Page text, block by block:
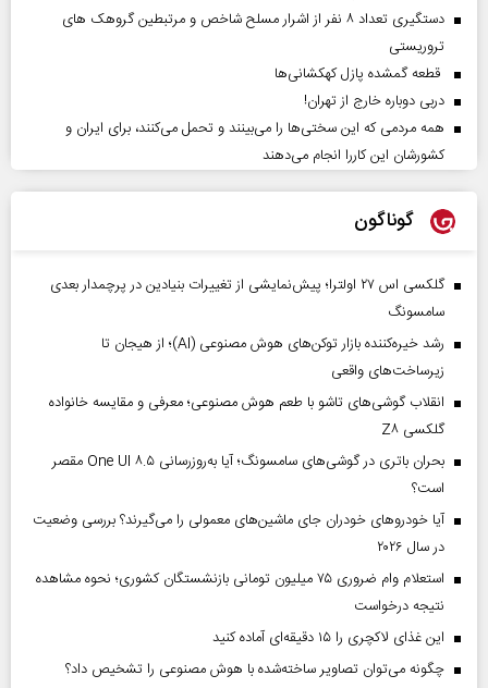
دستگیری تعداد ۸ نفر از اشرار مسلح شاخص و مرتبطین گروهک های
تروریستی
قطعه گمشده پازل کهکشانی‌ها
دربی دوباره خارج از تهران!
همه مردمی که این سختی‌ها را می‌بینند و تحمل می‌کنند، برای ایران و
کشورشان این کاررا انجام می‌دهند
گوناگون
گلکسی اس ۲۷ اولترا؛ پیش‌نمایشی از تغییرات بنیادین در پرچمدار بعدی
سامسونگ
رشد خیره‌کننده بازار توکن‌های هوش مصنوعی (AI)؛ از هیجان تا
زیرساخت‌های واقعی
انقلاب گوشی‌های تاشو‌ با طعم هوش مصنوعی؛ معرفی و مقایسه خانواده
گلکسی Z۸
بحران باتری در گوشی‌های سامسونگ؛ آیا به‌روزرسانی One UI ۸.۵ مقصر
است؟
آیا خودروهای خودران جای ماشین‌های معمولی را می‌گیرند؟ بررسی وضعیت
در سال ۲۰۲۶
استعلام وام ضروری ۷۵ میلیون تومانی بازنشستگان کشوری؛ نحوه مشاهده
نتیجه درخواست
این غذای لاکچری را ۱۵ دقیقه‌ای آماده کنید
چگونه می‌توان تصاویر ساخته‌شده با هوش مصنوعی را تشخیص داد؟